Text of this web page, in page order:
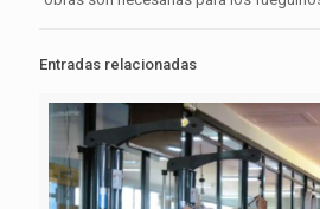
Entradas relacionadas